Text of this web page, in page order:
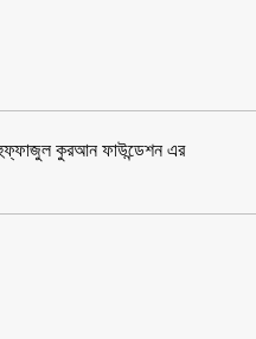
হুফ্ফাজুল কুরআন ফাউন্ডেশন এর